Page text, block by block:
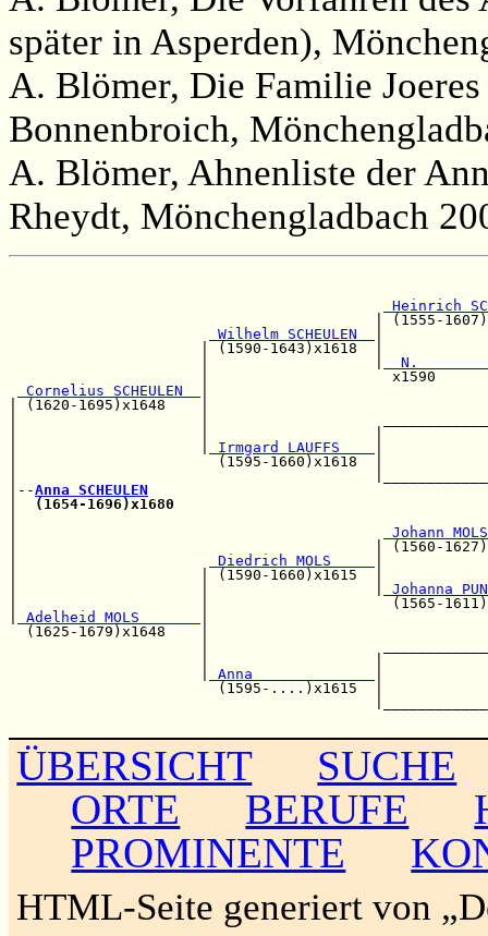
später in Asperden),
A. Blömer, Die Familie
Bonnenbroich,
A. Blömer, Ahnenliste der
Rheydt, Mönchengladbach
Heinrich
Wilhelm SCHEULEN
| (1590-1643)x1618
|
Cornelius SCHEULEN
| (1620-1695)x1648    |
Irmgard LAUFFS
|                       (1595-
|--Anna SCHEULEN
(1654-1696)x1680
Johann
|                                         |
Diedrich MOLS
|                     | (1590-
Johanna
|                     |
Adelheid MOLS
(1625-1679)x1648    |
Anna
(1595-....)x1615
ÜBERSICHT
SUCHE
ORTE
BERUFE
PROMINENTE
HTML-Seite generiert von